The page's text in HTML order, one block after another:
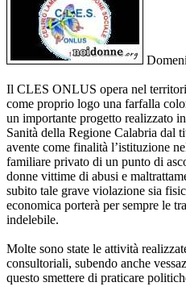
Il CLES ONLUS opera nel
come proprio logo una farfalla
un importante progetto realizzato
Sanità della Regione Calabria dal
avente come finalità l’istituzione
familiare privato di un punto di
donne vittime di abusi e
subito tale grave violazione sia
economica porterà per sempre le
indelebile.
Molte sono state le attività
consultoriali, subendo anche
questo smettere di praticare